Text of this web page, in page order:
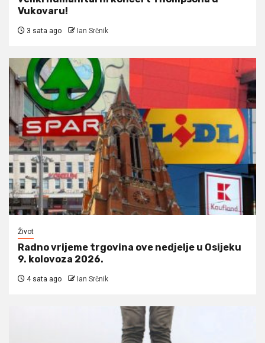
Vukovaru!
3 sata ago Ian Srčnik
Život
Radno vrijeme trgovina ove nedjelje u Osijeku
9. kolovoza 2026.
4 sata ago Ian Srčnik